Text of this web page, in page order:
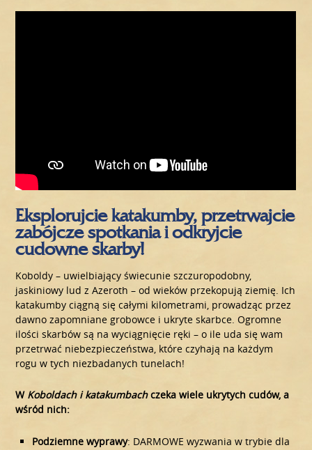
Eksplorujcie katakumby, przetrwajcie
zabójcze spotkania i odkryjcie
cudowne skarby!
Koboldy – uwielbiający świecunie szczuropodobny,
jaskiniowy lud z Azeroth – od wieków przekopują ziemię. Ich
katakumby ciągną się całymi kilometrami, prowadząc przez
dawno zapomniane grobowce i ukryte skarbce. Ogromne
ilości skarbów są na wyciągnięcie ręki – o ile uda się wam
przetrwać niebezpieczeństwa, które czyhają na każdym
rogu w tych niezbadanych tunelach!
W Koboldach i katakumbachczeka wiele ukrytych cudów, a
wśród nich:
Podziemne wyprawy: DARMOWE wyzwania w trybie dla